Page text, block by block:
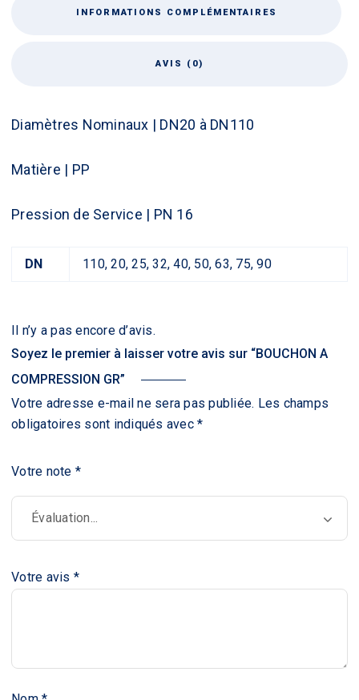
INFORMATIONS COMPLÉMENTAIRES
AVIS (0)
Diamètres Nominaux | DN20 à DN110
Matière | PP
Pression de Service | PN 16
DN 110, 20, 25, 32, 40, 50, 63, 75, 90
Il n’y a pas encore d’avis.
Soyez le premier à laisser votre avis sur “BOUCHON A
COMPRESSION GR”
Votre adresse e-mail ne sera pas publiée. Les champs
obligatoires sont indiqués avec *
Votre note *
Votre avis *